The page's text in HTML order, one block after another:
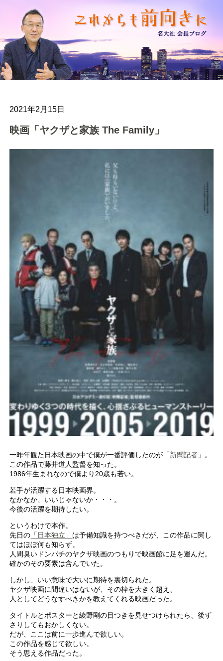
2021年2月15日
映画「ヤクザと家族 The Family」
一昨年観た日本映画の中で僕が一番評価したのが 「新聞記者」 。
この作品で藤井道人監督を知った。
1986年生まれなので僕より20歳も若い。
若手が活躍する日本映画界。
なかなか、いいじゃないか・・・。
今後の活躍を期待したい。
というわけで本作。
先日の 「日本独立」 は予備知識を持つべきだが、この作品に関し
てはほぼ何も知らず。
人間臭いドンパチのヤクザ映画のつもりで映画館に足を運んだ。
確かのその要素は含んでいた。
しかし、いい意味で大いに期待を裏切られた。
ヤクザ映画に間違いはないが、その枠を大きく超え、
人としてどうなすべきかを教えてくれる映画だった。
タイトルとポスターと綾野剛の目つきを見せつけられたら、後ず
さりしてもおかしくない。
だが、ここは前に一歩進んで欲しい。
この作品を感じて欲しい。
そう思える作品だった。